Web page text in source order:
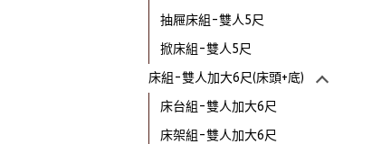
抽屜床組-雙人5尺
掀床組-雙人5尺
床組-雙人加大6尺(床頭+底)
床台組-雙人加大6尺
床架組-雙人加大6尺